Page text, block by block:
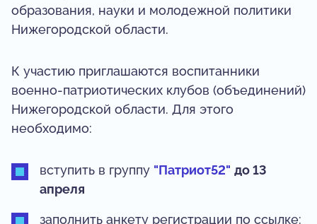
образования, науки и молодежной политики
Нижегородской области.
К участию приглашаются воспитанники
военно-патриотических клубов (объединений)
Нижегородской области. Для этого
необходимо:
вступить в группу "Патриот52" до 13
апреля
заполнить анкету регистрации по ссылке: